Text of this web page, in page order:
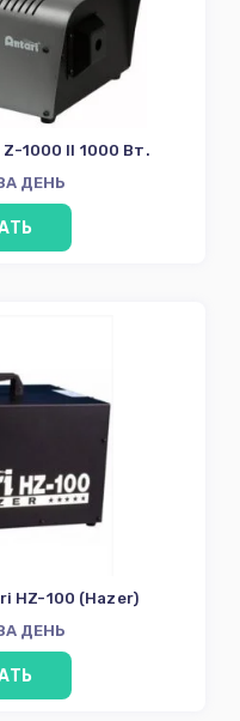
1000 II 1000 Вт.
ДЕНЬ
HZ-100 (Hazer)
ДЕНЬ